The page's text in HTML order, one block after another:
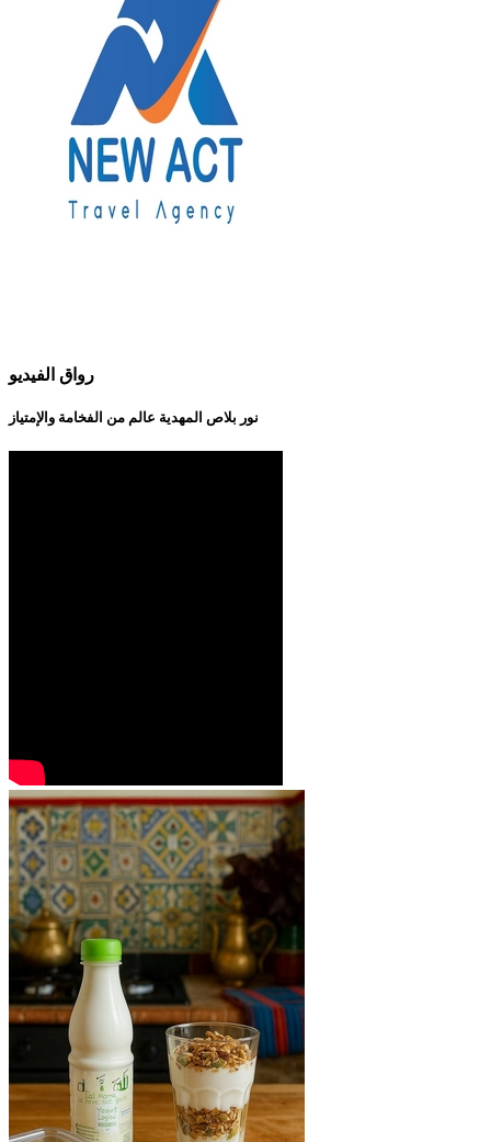
رواق الفيديو
نور بلاص المهدية عالم من الفخامة والإمتياز